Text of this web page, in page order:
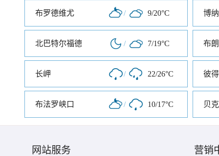
布罗德维尤 / 9/20°C 博
北巴特尔福德 / 7/19°C 布
长岬 / 22/26°C
布法罗峡口 / 10/17°C 贝
网站服务 营销